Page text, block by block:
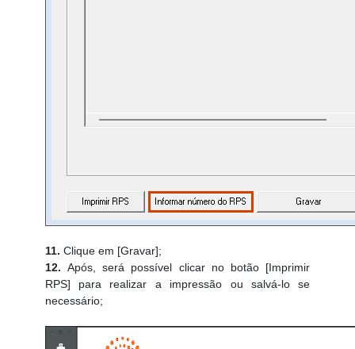
11. Clique em [Gravar];
12. Após, será possível clicar no botão [Imprimir
RPS] para realizar a impressão ou salvá-lo se
necessário;